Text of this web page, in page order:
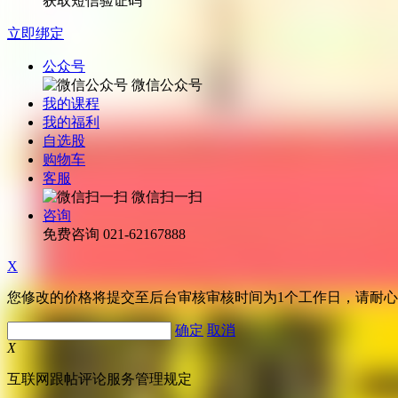
立即绑定
公众号
微信公众号
我的课程
我的福利
自选股
购物车
客服
微信扫一扫
咨询
免费咨询 021-62167888
X
您修改的价格将提交至后台审核审核时间为1个工作日，请耐
确定 取消
X
互联网跟帖评论服务管理规定